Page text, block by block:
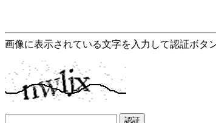
画像に表示されている文字を入力して認証ボタ